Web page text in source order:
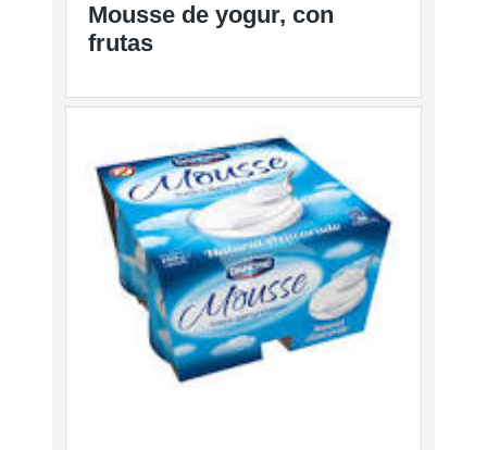
Mousse de yogur, con
frutas